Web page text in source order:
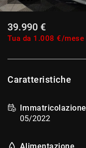
39.990 €
Tua da 1.008 €/mese
Caratteristiche
Immatricolazione
05/2022
e
le
attività
Per
ottenere
informazioni
sull'utilità
funzionamento